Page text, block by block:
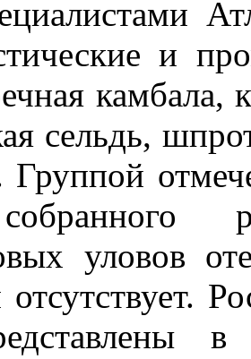
и
сельдь,
Группой
уловов
в